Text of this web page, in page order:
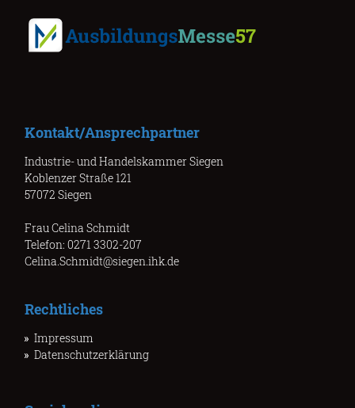
Kontakt/Ansprechpartner
Industrie- und Handelskammer Siegen
Koblenzer Straße 121
57072 Siegen
Frau Celina Schmidt
Telefon: 0271 3302-207
Celina.Schmidt@siegen.ihk.de
Rechtliches
Impressum
Datenschutzerklärung